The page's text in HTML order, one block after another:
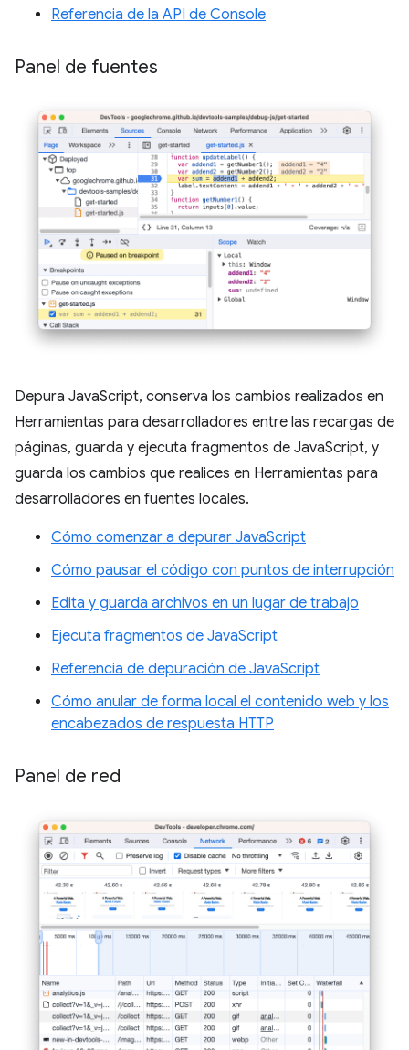
Referencia de la API de Console
Panel de fuentes
Depura JavaScript, conserva los cambios realizados en
Herramientas para desarrolladores entre las recargas de
páginas, guarda y ejecuta fragmentos de JavaScript, y
guarda los cambios que realices en Herramientas para
desarrolladores en fuentes locales.
Cómo comenzar a depurar JavaScript
Cómo pausar el código con puntos de interrupción
Edita y guarda archivos en un lugar de trabajo
Ejecuta fragmentos de JavaScript
Referencia de depuración de JavaScript
Cómo anular de forma local el contenido web y los
encabezados de respuesta HTTP
Panel de red